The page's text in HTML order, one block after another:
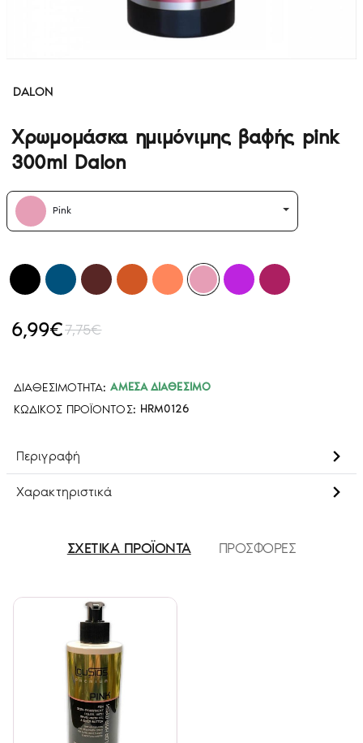
DALON
Χρωμομάσκα ημιμόνιμης βαφής pink
300ml Dalon
ΔΙΑΘΕΣΙΜΌΤΗΤΑ: ΆΜΕΣΑ ΔΙΑΘΈΣΙΜΟ
ΚΩΔΙΚΌΣ ΠΡΟΪΌΝΤΟΣ: HRM0126
6,99€7,75€
Pink
Περιγραφή
Χαρακτηριστικά
ΣΧΕΤΙΚΑ ΠΡΟΪΟΝΤΑ ΠΡΟΣΦΟΡΕΣ